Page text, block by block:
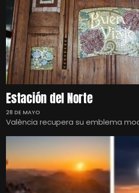
Estación del Norte
28 DE MAYO
València recupera su emblema